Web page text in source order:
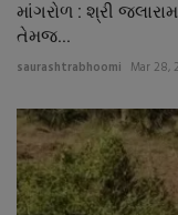
માંગરોળ : શ્રી
તેમજ...
saurashtrabhoomi Mar 28,